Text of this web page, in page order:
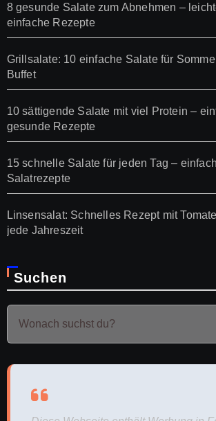
8 gesunde Salate zum Abnehmen –
einfache Rezepte
Grillsalate: 10 einfache Salate für
Buffet
10 sättigende Salate mit viel Protein –
gesunde Rezepte
15 schnelle Salate für jeden Tag –
Salatrezepte
Linsensalat: Schnelles Rezept mit
jede Jahreszeit
Suchen